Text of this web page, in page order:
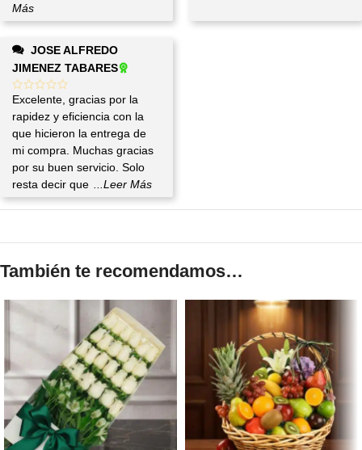
Más
JIMENEZ TABARES
Excelente, gracias por la
rapidez y eficiencia con la
que hicieron la entrega de
mi compra. Muchas gracias
por su buen servicio. Solo
resta decir que
...Leer Más
También te recomendamos…